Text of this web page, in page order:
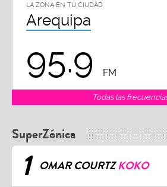
LA ZONA EN TU CIUDAD
Arequipa
95.9 FM
Todas las
SuperZónica
1 OMAR COURTZKOKO